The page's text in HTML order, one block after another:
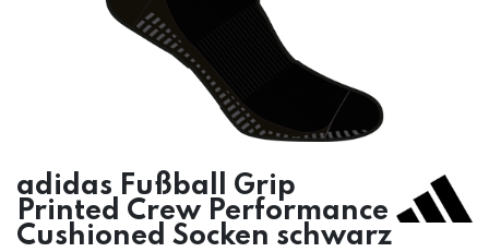
adidas Fußball Grip
Printed Crew Performance
Cushioned Socken schwarz